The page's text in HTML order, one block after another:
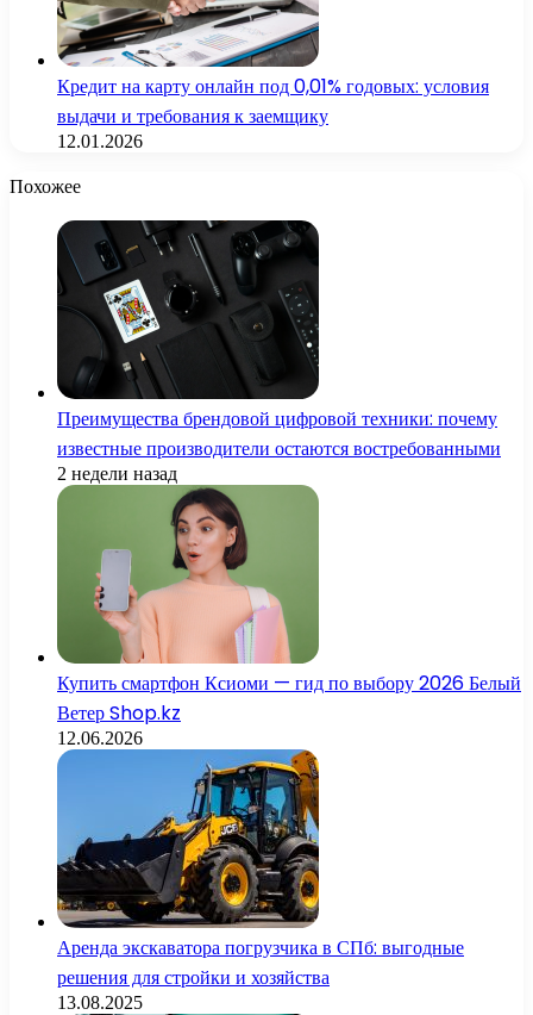
Кредит на карту онлайн под 0,01% годовых: условия
выдачи и требования к заемщику
12.01.2026
Похожее
Преимущества брендовой цифровой техники: почему
известные производители остаются востребованными
2 недели назад
Купить смартфон Ксиоми — гид по выбору 2026 Белый
Ветер Shop.kz
12.06.2026
Аренда экскаватора погрузчика в СПб: выгодные
решения для стройки и хозяйства
13.08.2025